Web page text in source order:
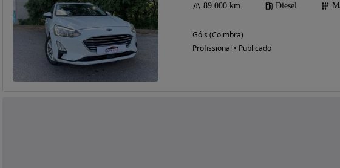
89 000 km Diesel
Góis (Coimbra)
Profissional • Publicado